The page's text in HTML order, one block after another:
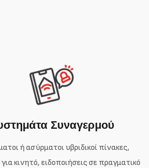
Συναγερμού
ή ασύρματοι υβριδικοί πίνακες,
κινητό, ειδοποιήσεις σε πραγματικό